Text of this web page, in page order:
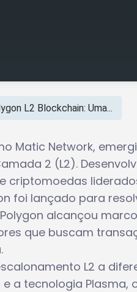
L2 Blockchain: Uma...
Matic Network,
2 (L2).
criptomoedas
foi lançado para
alcançou
que buscam
L2 a
a tecnologia Plasma,